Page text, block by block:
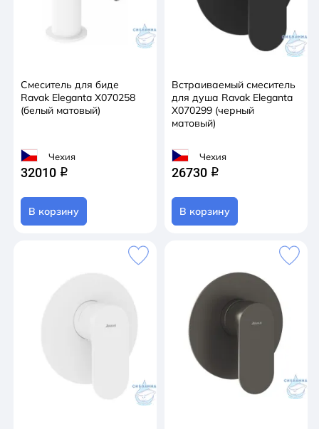
Смеситель для биде
Ravak Eleganta X070258
(белый матовый)
Чехия
32010 q
В корзину
Встраиваемый смеситель
для душа Ravak Eleganta
X070299 (черный
матовый)
Чехия
26730 q
В корзину